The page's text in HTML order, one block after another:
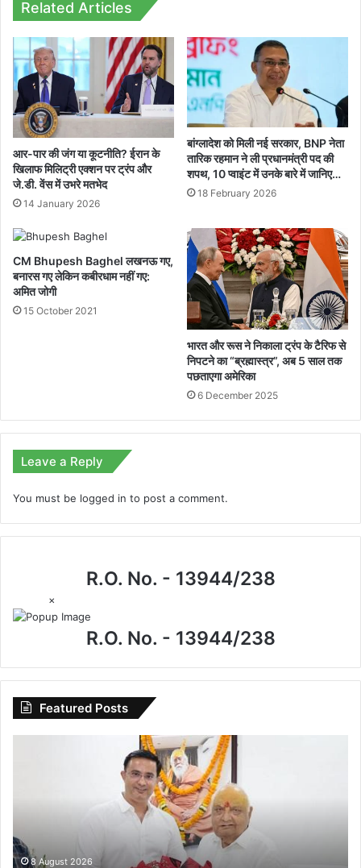
सुनहरा
मौका,
11
जून
तक
करें
आवेदन...
Related Articles
आर-पार की जंग या कूटनीति? ईरान के
खिलाफ मिलिट्री एक्शन पर ट्रंप और
जे.डी. वेंस में उभरे मतभेद
14 January 2026
बांग्लादेश को मिली नई सरकार, BNP नेता
तारिक रहमान ने ली प्रधानमंत्री पद की
शपथ, 10 प्वाइंट में उनके बारे में जानिए…
18 February 2026
CM Bhupesh Baghel लखनऊ गए,
बनारस गए लेकिन कबीरधाम नहीं गए:
अमित जोगी
15 October 2021
भारत और रूस ने निकाला ट्रंप के टैरिफ से
निपटने का “ब्रह्मास्त्र”, अब 5 साल तक
पछताएगा अमेरिका
6 December 2025
Leave a Reply
You must be logged in to post a comment.
R.O. No. - 13944/238
×
R.O. No. - 13944/238
Featured Posts
मुलाकात,
इंद्रजीत8 August 2026